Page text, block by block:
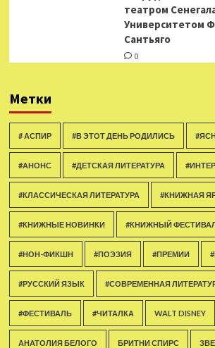
театром
Университетом
Сантьяго
0
Метки
# АСПИР #В ЭТОТ ДЕНЬ РОДИЛИСЬ
#АНОНС #ДЕТСКАЯ ЛИТЕРАТУРА
#КЛАССИЧЕСКАЯ ЛИТЕРАТУРА #КНИЖНАЯ
#КНИЖНЫЕ НОВИНКИ #КНИЖНЫЙ
#НОН-ФИКШН #ПОЭЗИЯ #ПРЕМИИ
#РУССКИЙ ЯЗЫК #СОВРЕМЕННАЯ
#ФЕСТИВАЛЬ #ЧИТАЛКА WALT DISNEY
АНАТОЛИЯ БЕЛОГО БРИТНИ СПИРС